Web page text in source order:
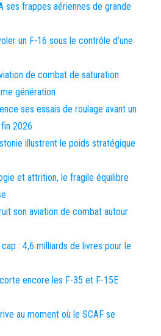
ses frappes aériennes de grande
un F-16 sous le contrôle d’une
de combat de saturation
génération
ses essais de roulage avant un
2026
illustrent le poids stratégique
et attrition, le fragile équilibre
son aviation de combat autour
: 4,6 milliards de livres pour le
encore les F-35 et F-15E
au moment où le SCAF se